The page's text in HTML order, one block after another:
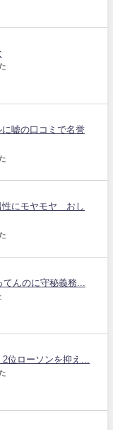
に嘘の口コミで名誉
性にモヤモヤ おし
んのに守秘義務...
位ローソンを抑え...